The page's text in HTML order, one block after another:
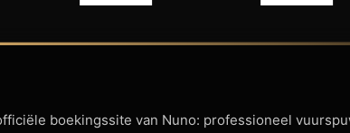
boekingssite van Nuno: professioneel